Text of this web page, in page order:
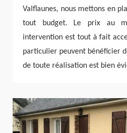
Valflaunes, nous mettons en
tout budget. Le prix au
intervention est tout à fait
particulier peuvent bénéficier
de toute réalisation est bien